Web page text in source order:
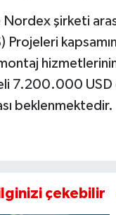
şirketi
Projeleri
hizmetlerinin
7.200.000 USD
beklenmektedir.
çekebilir